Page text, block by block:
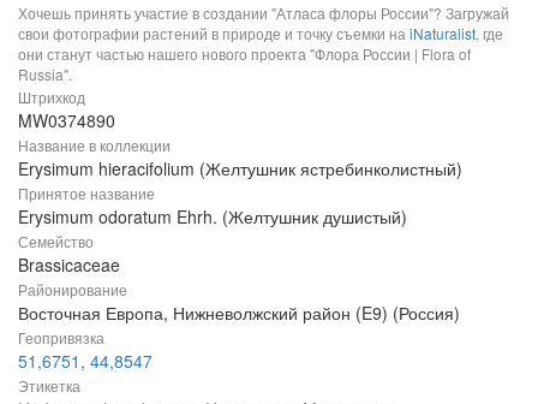
Хочешь принять участие в создании "Атласа флоры России"? Загружай
свои фотографии растений в природе и точку съемки на iNaturalist, где
они станут частью нашего нового проекта "Флора России | Flora of
Russia".
Штрихкод
MW0374890
Название в коллекции
Erysimum hieracifolium (Желтушник ястребинколистный)
Принятое название
Erysimum odoratum Ehrh. (Желтушник душистый)
Семейство
Brassicaceae
Районирование
Восточная Европа, Нижневолжский район (E9) (Россия)
Геопривязка
51,6751, 44,8547
Этикетка